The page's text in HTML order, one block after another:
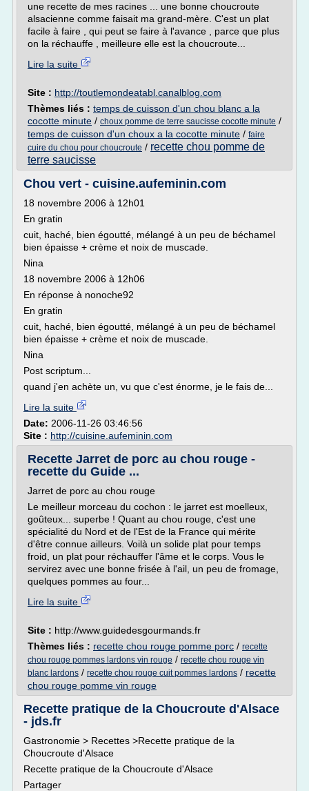
une recette de mes racines ... une bonne choucroute
alsacienne comme faisait ma grand-mère. C'est un plat
facile à faire , qui peut se faire à l'avance , parce que plus
on la réchauffe , meilleure elle est la choucroute...
Lire la suite
Site : http://toutlemondeatabl.canalblog.com
Thèmes liés : temps de cuisson d'un chou blanc a la
cocotte minute / choux pomme de terre saucisse cocotte minute /
temps de cuisson d'un choux a la cocotte minute / faire
cuire du chou pour choucroute / recette chou pomme de
terre saucisse
Chou vert - cuisine.aufeminin.com
18 novembre 2006 à 12h01
En gratin
cuit, haché, bien égoutté, mélangé à un peu de béchamel
bien épaisse + crème et noix de muscade.
Nina
18 novembre 2006 à 12h06
En réponse à nonoche92
En gratin
cuit, haché, bien égoutté, mélangé à un peu de béchamel
bien épaisse + crème et noix de muscade.
Nina
Post scriptum...
quand j'en achète un, vu que c'est énorme, je le fais de...
Lire la suite
Date: 2006-11-26 03:46:56
Site : http://cuisine.aufeminin.com
Recette Jarret de porc au chou rouge -
recette du Guide ...
Jarret de porc au chou rouge
Le meilleur morceau du cochon : le jarret est moelleux,
goûteux... superbe ! Quant au chou rouge, c'est une
spécialité du Nord et de l'Est de la France qui mérite
d'être connue ailleurs. Voilà un solide plat pour temps
froid, un plat pour réchauffer l'âme et le corps. Vous le
servirez avec une bonne frisée à l'ail, un peu de fromage,
quelques pommes au four...
Lire la suite
Site : http://www.guidedesgourmands.fr
Thèmes liés : recette chou rouge pomme porc / recette
chou rouge pommes lardons vin rouge / recette chou rouge vin
blanc lardons / recette chou rouge cuit pommes lardons / recette
chou rouge pomme vin rouge
Recette pratique de la Choucroute d'Alsace
- jds.fr
Gastronomie > Recettes >Recette pratique de la
Choucroute d'Alsace
Recette pratique de la Choucroute d'Alsace
Partager